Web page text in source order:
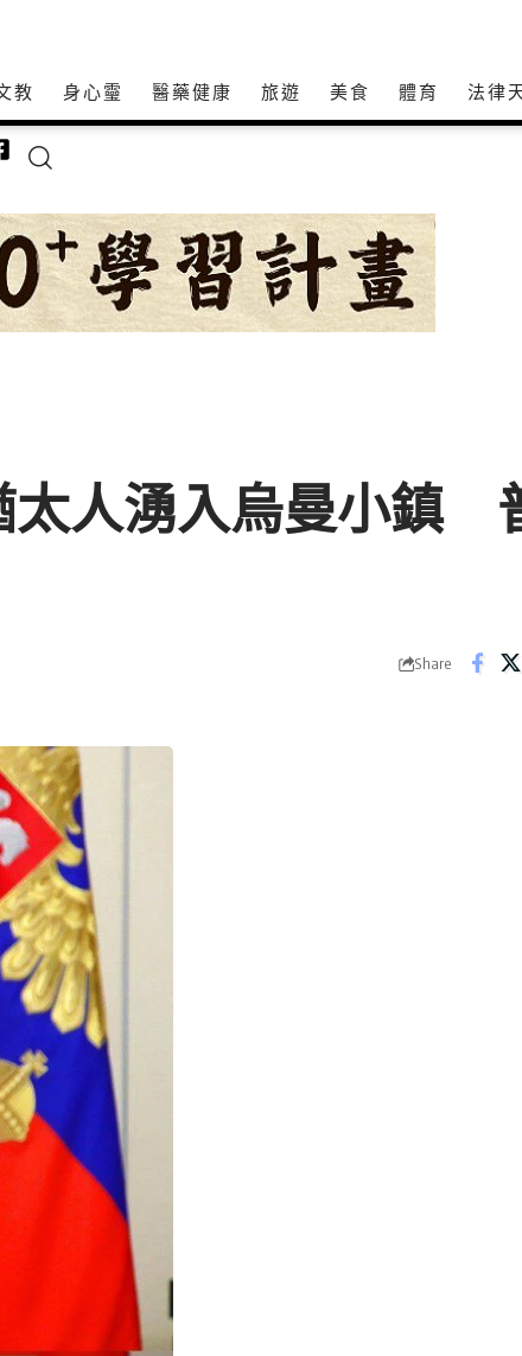
教 身心𩆜 醫藥健康 旅遊 美食 體育 法律
太人湧入烏曼小鎮
Share